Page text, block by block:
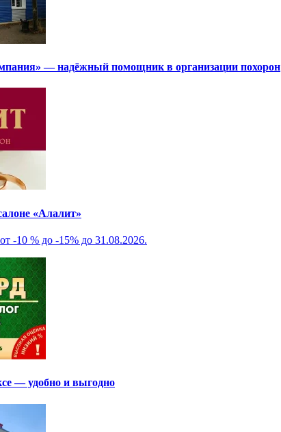
— надёжный помощник в организации похорон
«Алалит»
-10 % до -15% до 31.08.2026.
— удобно и выгодно